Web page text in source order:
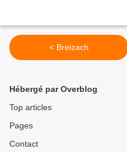
< Breizach
Hébergé par Overblog
Top articles
Pages
Contact